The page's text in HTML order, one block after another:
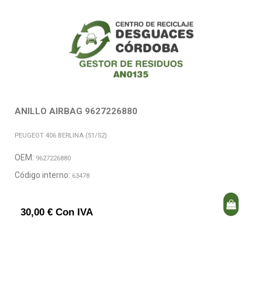
ANILLO AIRBAG 9627226880
PEUGEOT 406 BERLINA (S1/S2)
OEM: 9627226880
Código interno: 63478
30,00 € Con IVA